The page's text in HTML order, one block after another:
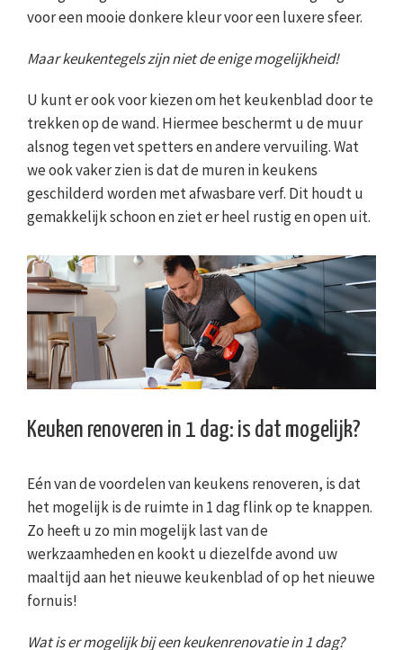
voor een mooie donkere kleur voor een luxere sfeer.
Maar keukentegels zijn niet de enige mogelijkheid!
U kunt er ook voor kiezen om het keukenblad door te
trekken op de wand. Hiermee beschermt u de muur
alsnog tegen vet spetters en andere vervuiling. Wat
we ook vaker zien is dat de muren in keukens
geschilderd worden met afwasbare verf. Dit houdt u
gemakkelijk schoon en ziet er heel rustig en open uit.
Keuken renoveren in 1 dag: is dat mogelijk?
Eén van de voordelen van keukens renoveren, is dat
het mogelijk is de ruimte in 1 dag flink op te knappen.
Zo heeft u zo min mogelijk last van de
werkzaamheden en kookt u diezelfde avond uw
maaltijd aan het nieuwe keukenblad of op het nieuwe
fornuis!
Wat is er mogelijk bij een keukenrenovatie in 1 dag?